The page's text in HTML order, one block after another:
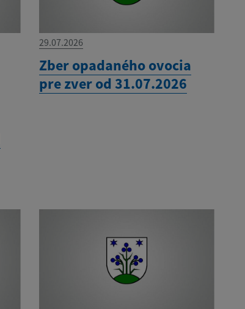
29.07.2026
Zber opadaného ovocia
pre zver od 31.07.2026